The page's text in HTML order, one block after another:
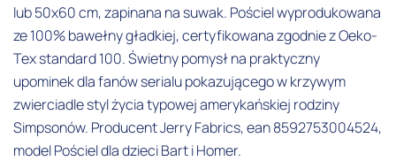
lub 50x60 cm, zapinana na suwak. Pościel wyprodukowana
ze 100% bawełny gładkiej, certyfikowana zgodnie z Oeko-
Tex standard 100. Świetny pomysł na praktyczny
upominek dla fanów serialu pokazującego w krzywym
zwierciadle styl życia typowej amerykańskiej rodziny
Simpsonów. Producent Jerry Fabrics, ean 8592753004524,
model Pościel dla dzieci Bart i Homer.